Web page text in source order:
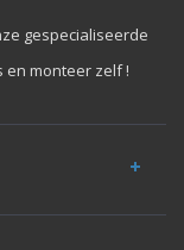
gespecialiseerde
en monteer zelf !